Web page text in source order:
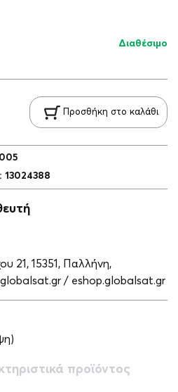
Διαθέσιμο
Προσθήκη στο καλάθι
: 13024388
21, 15351, Παλλήνη,
/ eshop.globalsat.gr
προϊόντος